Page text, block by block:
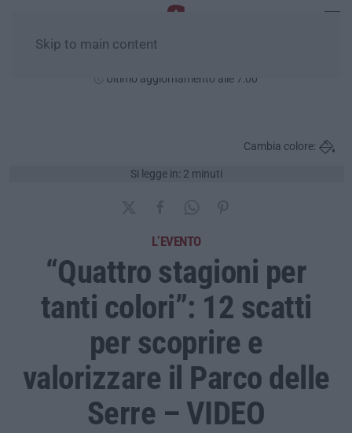
Skip to main content
Ultimo aggiornamento alle 7:00
Si legge in: 2 minuti
Cambia colore:
L’EVENTO
“Quattro stagioni per
tanti colori”: 12 scatti
per scoprire e
valorizzare il Parco delle
Serre – VIDEO